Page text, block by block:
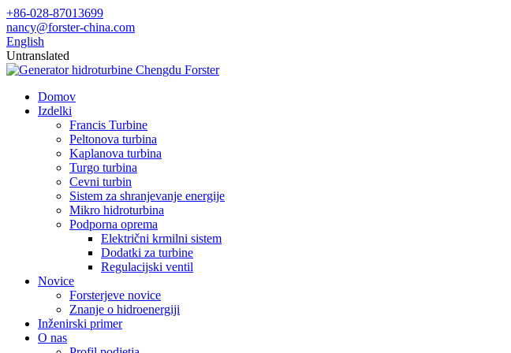
+86-028-87013699
nancy@forster-china.com
English
Untranslated
Domov
Izdelki
Francis Turbine
Peltonova turbina
Kaplanova turbina
Turgo turbina
Cevni turbin
Sistem za shranjevanje energije
Mikro hidroturbina
Podporna oprema
Električni krmilni sistem
Dodatki za turbine
Regulacijski ventil
Novice
Forsterjeve novice
Znanje o hidroenergiji
Inženirski primer
O nas